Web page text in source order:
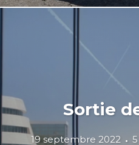
Sortie
19 septembre 2022